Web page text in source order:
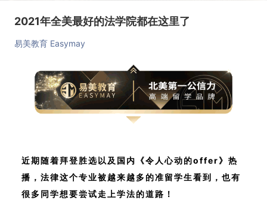
2021年全美最好的法学院都在这里了
易美教育 Easymay
近期随着拜登胜选以及国内《令人心动的offer》热
播，法律这个专业被越来越多的准留学生看到，也有
很多同学想要尝试走上学法的道路！